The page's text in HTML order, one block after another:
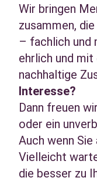
Wir bringen
zusammen,
– fachlich und
ehrlich und
nachhaltige
Interesse?
Dann freuen
oder ein
Auch wenn
Vielleicht
die besser zu